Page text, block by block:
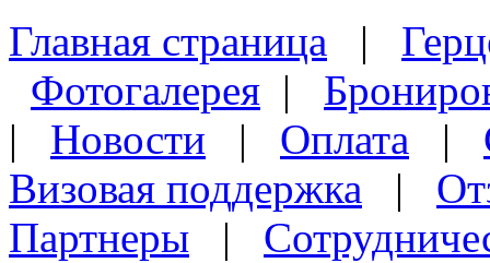
Главная страница |
Фотогалерея |
| Новости | Оплата |
Визовая поддержка |
Партнеры |